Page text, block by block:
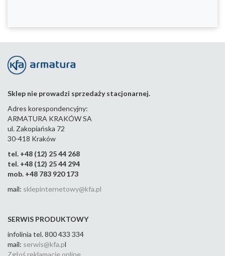
Sklep nie prowadzi sprzedaży stacjonarnej.
Adres korespondencyjny:
ARMATURA KRAKÓW SA
ul. Zakopiańska 72
30-418 Kraków
tel. +48 (12) 25 44 268
tel. +48 (12) 25 44 294
mob. +48 783 920 173
mail: sklepinternetowy@kfa.pl
SERWIS PRODUKTOWY
infolinia tel. 800 433 334
mail: serwis@kfa.pl